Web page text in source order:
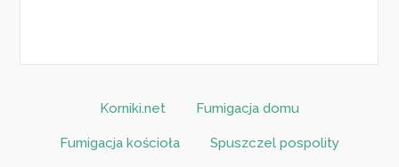
Korniki.net Fumigacja domu
Fumigacja kościoła Spuszczel pospolity